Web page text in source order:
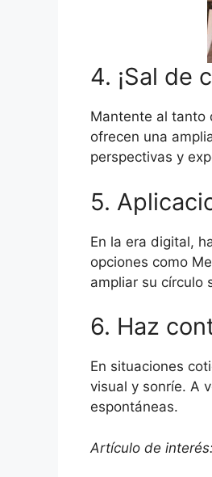
4. ¡Sal de
Mantente al tanto
ofrecen una
perspectivas y
5.
En la era digital,
opciones como
ampliar su círculo
6. Haz
En situaciones
visual y sonríe. A
espontáneas.
Artículo de interés: